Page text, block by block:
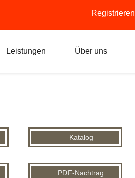
Registrieren
Leistungen Über uns
Katalog
PDF-Nachtrag